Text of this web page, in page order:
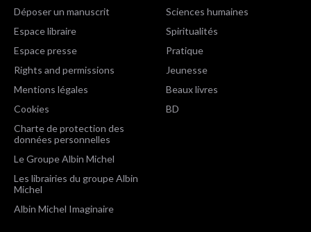
Déposer un manuscrit
Espace libraire
Espace presse
Rights and permissions
Mentions légales
Cookies
Charte de protection des
données personnelles
Le Groupe Albin Michel
Les librairies du groupe Albin
Michel
Albin Michel Imaginaire
Sciences humaines
Spiritualités
Pratique
Jeunesse
Beaux livres
BD